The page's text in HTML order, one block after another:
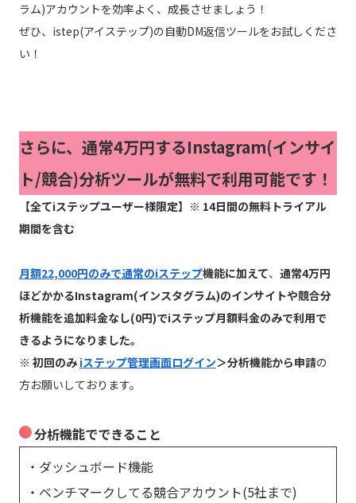
ラム)アカウントを効率よく、成長させましょう！
ぜひ、istep(アイステップ)の自動DM返信ツールをお試しくださ
い！
さらに、通常4万円するInstagram(インサイ
ト/競合)分析ツールが無料で利用可能です！
【全てiステップユーザー様限定】※ 14日間の無料トライアル
期間を含む
月額22,000円のみで通常のiステップ機能に加えて、 通常4万円
ほどかかるInstagram(インスタグラム)のインサイトや競合分
析機能を追加料金なし(0円)でiステップ月額料金のみで利用で
きるようになりました。
※ 初回のみ iステップ管理画面ログイン＞分析機能から申請の
方お願いしております。
分析機能でできること
・ダッシュボード機能
・ベンチマークしてる競合アカウント(5社まで)